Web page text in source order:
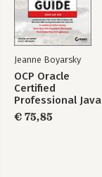
Jeanne Boyarsky
OCP Oracle
Certified
Professional Java
SE 21 Developer
Study Guide: Exam
€ 75,85